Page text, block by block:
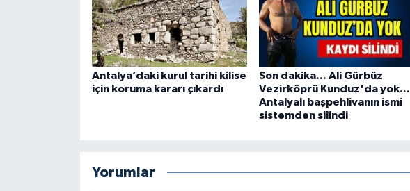
Antalya’daki kurul tarihi kilise
için koruma kararı çıkardı
Son dakika... Ali Gürbüz
Vezirköprü Kunduz'da yok...
Antalyalı başpehlivanın ismi
sistemden silindi
Yorumlar